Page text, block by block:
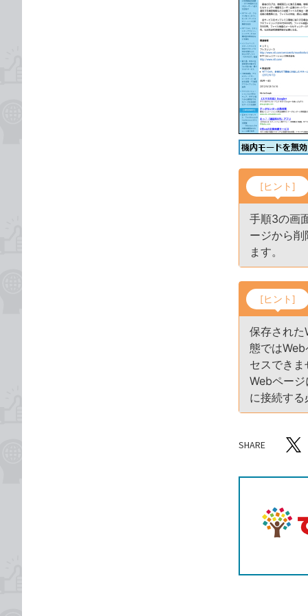
[ヒント]
手順3の画
ージから
ます。
[ヒント]
保存され
態では
セスでき
Webペー
に接続す
SHARE
記事を X